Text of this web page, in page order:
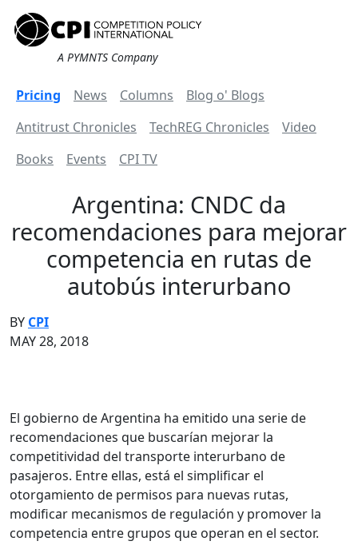
A PYMNTS Company
Pricing News Columns
Blog o' Blogs
Antitrust Chronicles
TechREG Chronicles
Video
Books
Events CPI TV
Argentina: CNDC da
recomendaciones para mejorar
competencia en rutas de
autobús interurbano
BY CPI
MAY 28, 2018
El gobierno de Argentina ha emitido una serie de
recomendaciones que buscarían mejorar la
competitividad del transporte interurbano de
pasajeros. Entre ellas, está el simplificar el
otorgamiento de permisos para nuevas rutas,
modificar mecanismos de regulación y promover la
competencia entre grupos que operan en el sector.